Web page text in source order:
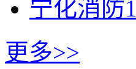
宁化消防
更多>>